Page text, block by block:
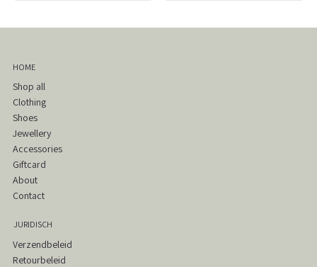
HOME
Shop all
Clothing
Shoes
Jewellery
Accessories
Giftcard
About
Contact
JURIDISCH
Verzendbeleid
Retourbeleid